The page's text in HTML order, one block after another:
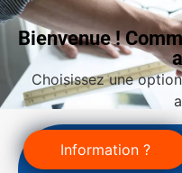
Bienvenue !
Choisissez une
Information ?